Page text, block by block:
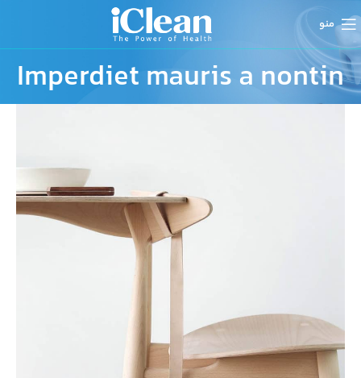
منو
Imperdiet mauris a nontin